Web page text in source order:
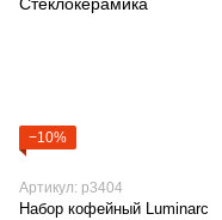
−10%
Артикул: p3404
Набор кофейный Luminarc